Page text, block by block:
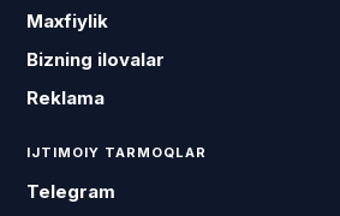
Maxfiylik
Bizning ilovalar
Reklama
IJTIMOIY TARMOQLAR
Telegram